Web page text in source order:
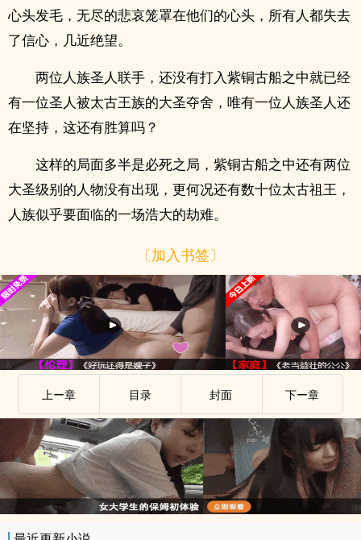
心头发毛，无尽的悲哀笼罩在他们的心头，所有人都失去
了信心，几近绝望。
两位人族圣人联手，还没有打入紫铜古船之中就已经
有一位圣人被太古王族的大圣夺舍，唯有一位人族圣人还
在坚持，这还有胜算吗？
这样的局面多半是必死之局，紫铜古船之中还有两位
大圣级别的人物没有出现，更何况还有数十位太古祖王，
人族似乎要面临的一场浩大的劫难。
〔加入书签〕
上ー章 目录 封面 下ー章